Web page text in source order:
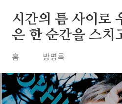
시간의 틈 사이로
은 한 순간을 스치
홈 방명록